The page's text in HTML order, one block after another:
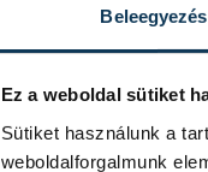
Beleegyezés
Ez a weboldal sütiket
Sütiket használunk a
weboldalforgalmunk